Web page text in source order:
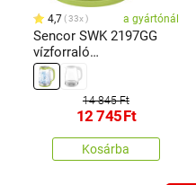
4,7 33x a gyártónál
Sencor SWK 2197GG
vízforraló
termoszkóppal, 2 l,zöld
14 845 Ft
12 745Ft
Kosárba